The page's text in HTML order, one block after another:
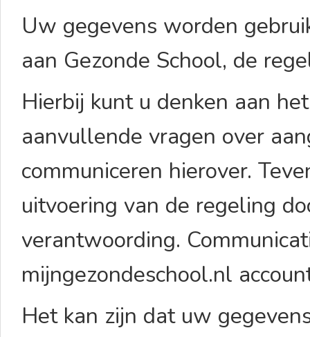
Uw gegevens worden
aan Gezonde School, de
Hierbij kunt u denken aan
aanvullende vragen over
communiceren hierover.
uitvoering van de regeling
verantwoording.
mijngezondeschool.nl
Het kan zijn dat uw